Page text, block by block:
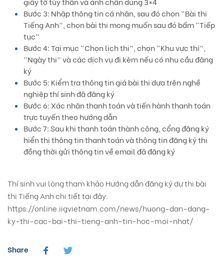
Bước 3: Nhập thông tin cá nhân, sau đó chọn “Bài thi
Tiếng Anh”, chọn bài thi mong muốn sau đó bấm “Tiếp
tục”
Bước 4: Tại mục “Chọn lịch thi”, chọn “Khu vực thi”,
“Ngày thi” và các dịch vụ đi kèm nếu có nhu cầu đăng
ký
Bước 5: Kiểm tra thông tin giá bài thi dựa trên nghề
nghiệp thí sinh đã đăng ký
Bước 6: Xác nhận thanh toán và tiến hành thanh toán
trực tuyến theo hướng dẫn
Bước 7: Sau khi thanh toán thành công, cổng đăng ký
hiển thị thông tin thanh toán và thông tin đăng ký thi
đồng thời gửi thông tin về email đã đăng ký
Thí sinh vui lòng tham khảo Hướng dẫn đăng ký dự thi bài
thi Tiếng Anh chi tiết tại đây:
https://online.iigvietnam.com/news/huong-dan-dang-
ky-thi-cac-bai-thi-tieng-anh-tin-hoc-moi-nhat/
Share